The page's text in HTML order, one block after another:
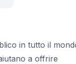
in tutto il
a offrire